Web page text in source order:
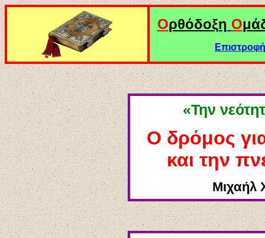
Ορθόδοξη Ο
«Την
Ο δρόμος
και την
Μιχαήλ